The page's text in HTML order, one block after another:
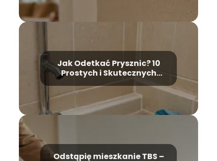
Jak Odetkać Prysznic? 10
Prostych i Skutecznych
Odstąpię mieszkanie TBS –